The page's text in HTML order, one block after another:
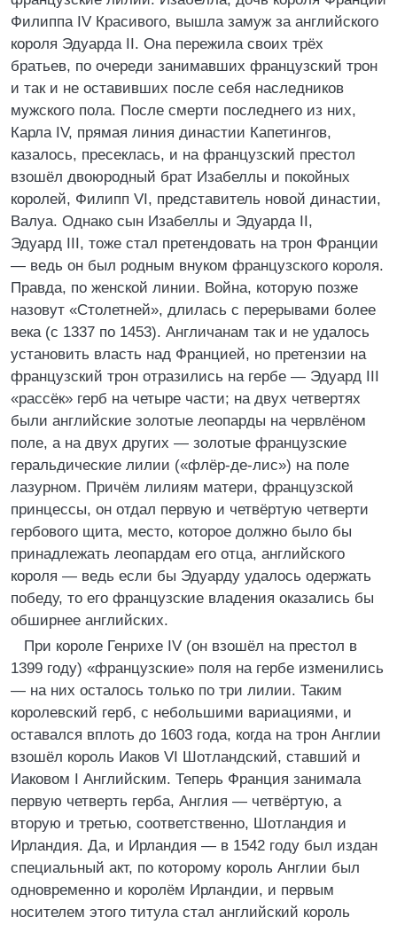
Филиппа IV Красивого, вышла замуж за английского
короля Эдуарда II. Она пережила своих трёх
братьев, по очереди занимавших французский трон
и так и не оставивших после себя наследников
мужского пола. После смерти последнего из них,
Карла IV, прямая линия династии Капетингов,
казалось, пресеклась, и на французский престол
взошёл двоюродный брат Изабеллы и покойных
королей, Филипп VI, представитель новой династии,
Валуа. Однако сын Изабеллы и Эдуарда II,
Эдуард III, тоже стал претендовать на трон Франции
— ведь он был родным внуком французского короля.
Правда, по женской линии. Война, которую позже
назовут «Столетней», длилась с перерывами более
века (с 1337 по 1453). Англичанам так и не удалось
установить власть над Францией, но претензии на
французский трон отразились на гербе — Эдуард III
«рассёк» герб на четыре части; на двух четвертях
были английские золотые леопарды на червлёном
поле, а на двух других — золотые французские
геральдические лилии («флёр-де-лис») на поле
лазурном. Причём лилиям матери, французской
принцессы, он отдал первую и четвёртую четверти
гербового щита, место, которое должно было бы
принадлежать леопардам его отца, английского
короля — ведь если бы Эдуарду удалось одержать
победу, то его французские владения оказались бы
обширнее английских.
При короле Генрихе IV (он взошёл на престол в
1399 году) «французские» поля на гербе изменились
— на них осталось только по три лилии. Таким
королевский герб, с небольшими вариациями, и
оставался вплоть до 1603 года, когда на трон Англии
взошёл король Иаков VI Шотландский, ставший и
Иаковом I Английским. Теперь Франция занимала
первую четверть герба, Англия — четвёртую, а
вторую и третью, соответственно, Шотландия и
Ирландия. Да, и Ирландия — в 1542 году был издан
специальный акт, по которому король Англии был
одновременно и королём Ирландии, и первым
носителем этого титула стал английский король